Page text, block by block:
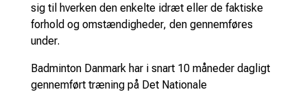
sig til hverken den enkelte idræt eller de faktiske
forhold og omstændigheder, den gennemføres
under.
Badminton Danmark har i snart 10 måneder dagligt
gennemført træning på Det Nationale